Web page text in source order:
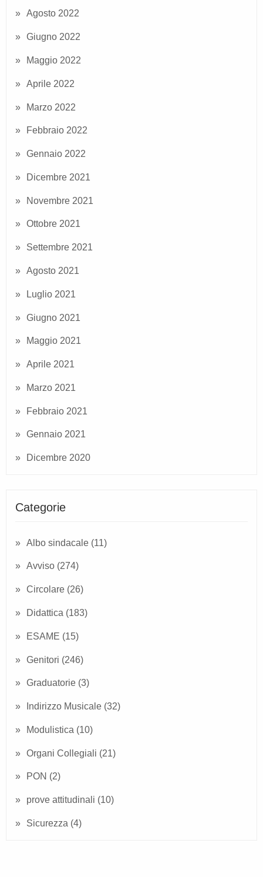
Agosto 2022
Giugno 2022
Maggio 2022
Aprile 2022
Marzo 2022
Febbraio 2022
Gennaio 2022
Dicembre 2021
Novembre 2021
Ottobre 2021
Settembre 2021
Agosto 2021
Luglio 2021
Giugno 2021
Maggio 2021
Aprile 2021
Marzo 2021
Febbraio 2021
Gennaio 2021
Dicembre 2020
Categorie
Albo sindacale (11)
Avviso (274)
Circolare (26)
Didattica (183)
ESAME (15)
Genitori (246)
Graduatorie (3)
Indirizzo Musicale (32)
Modulistica (10)
Organi Collegiali (21)
PON (2)
prove attitudinali (10)
Sicurezza (4)